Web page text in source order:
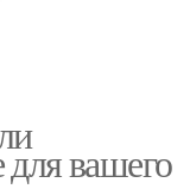
вашего